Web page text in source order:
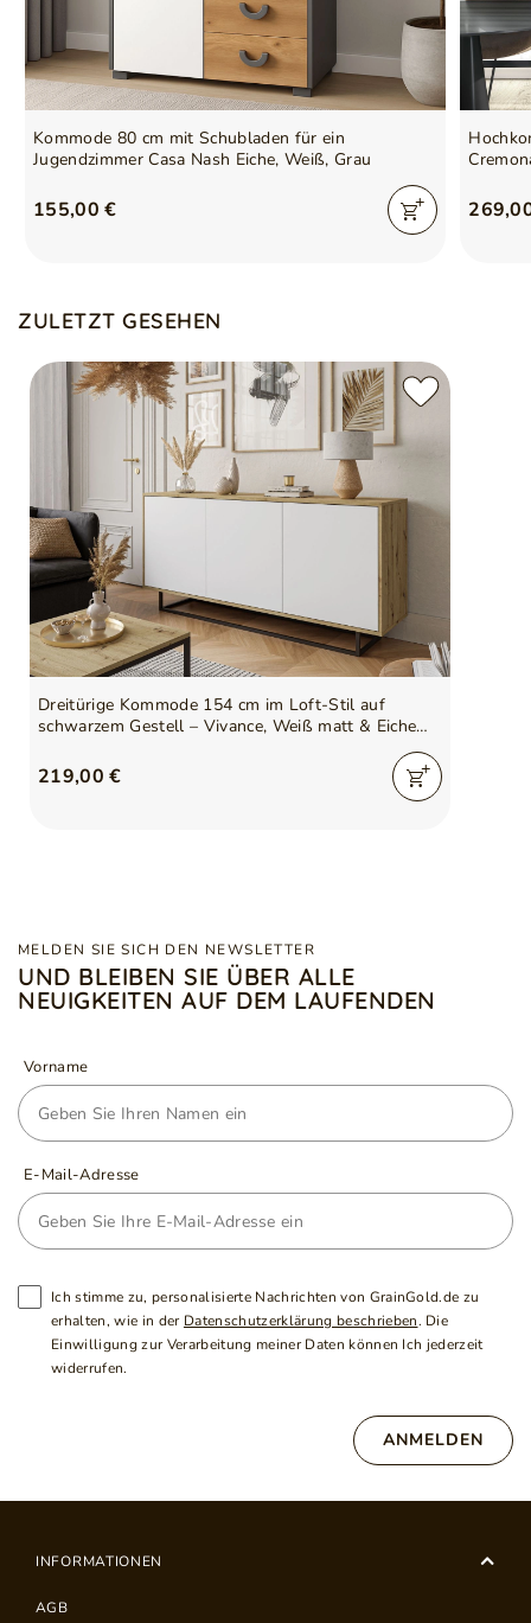
Anzahl der Türen 3
Verantwortliche Stelle für
dieses Produkt in der EU
GrainGold Sp z o.o.
Mehr
Symbol5905242959251
Kommode 80 cm mit Schubladen für ein
Jugendzimmer Casa Nash Eiche, Weiß, Grau
155,00 €
ZULETZT GESEHEN
Dreitürige Kommode 154 cm im Loft-Stil auf
schwarzem Gestell – Vivance, Weiß matt & Eiche
219,00 €
MELDEN SIE SICH DEN NEWSLETTER
UND BLEIBEN SIE ÜBER ALLE
NEUIGKEITEN AUF DEM LAUFENDEN
Vorname
E-Mail-Adresse
Ich stimme zu, personalisierte Nachrichten von GrainGold.de zu
erhalten, wie in der Datenschutzerklärung beschrieben. Die
Einwilligung zur Verarbeitung meiner Daten können Ich jederzeit
widerrufen.
ANMELDEN
INFORMATIONEN
AGB